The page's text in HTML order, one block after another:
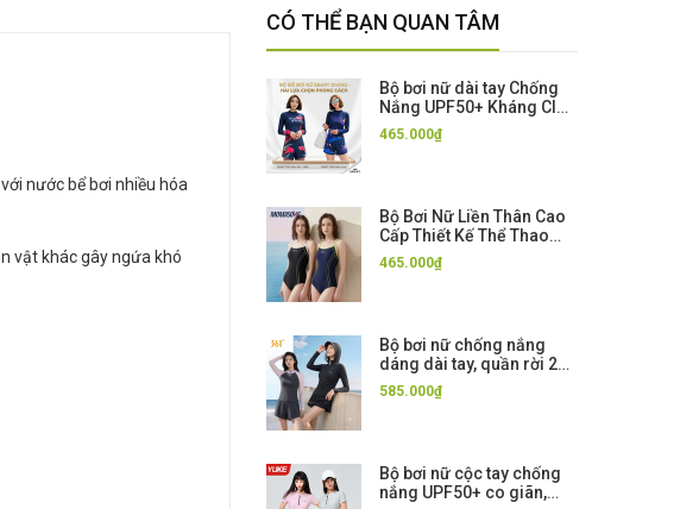
nước bể bơi nhiều hóa
vật khác gây ngứa khó
CÓ THỂ BẠN QUAN TÂM
Bộ bơi nữ dài tay Chống
Nắng UPF50+ Kháng Clo
co giãn cao cấp dáng rời
SBART
465.000₫
Bộ Bơi Nữ Liền Thân Cao
Cấp Thiết Kế Thể Thao
Chuyên Nghiệp, Che
Bụng Tôn Dáng màu Đen
465.000₫
Bộ bơi nữ chống nắng
dáng dài tay, quần rời 2
lớp, kèm mũ, vải UPF50+
Kháng Clo 361
585.000₫
Bộ bơi nữ cộc tay chống
nắng UPF50+ co giãn,